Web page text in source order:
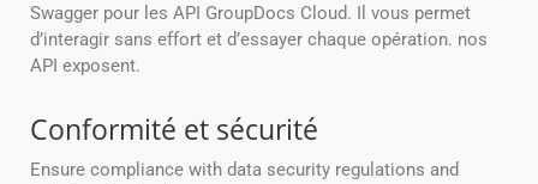
Swagger pour les API GroupDocs Cloud. Il vous permet
d’interagir sans effort et d’essayer chaque opération. nos
API exposent.
Conformité et sécurité
Ensure compliance with data security regulations and